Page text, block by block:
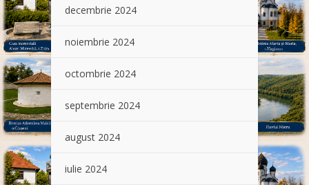
decembrie 2024
noiembrie 2024
octombrie 2024
septembrie 2024
august 2024
iulie 2024